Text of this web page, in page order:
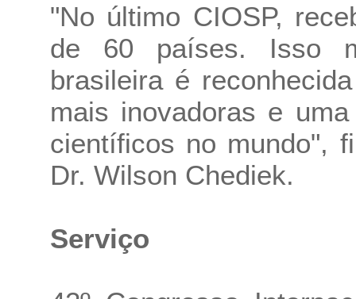
"No último CIOSP,
de 60 países. Isso
brasileira é
mais inovadoras e
científicos no mundo",
Dr. Wilson Chediek.
Serviço